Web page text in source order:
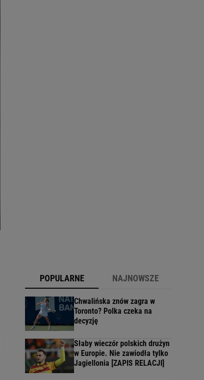
POPULARNE NAJNOWSZE
Chwalińska znów zagra w
Toronto? Polka czeka na
decyzję
Słaby wieczór polskich drużyn
w Europie. Nie zawiodła tylko
Jagiellonia [ZAPIS RELACJI]